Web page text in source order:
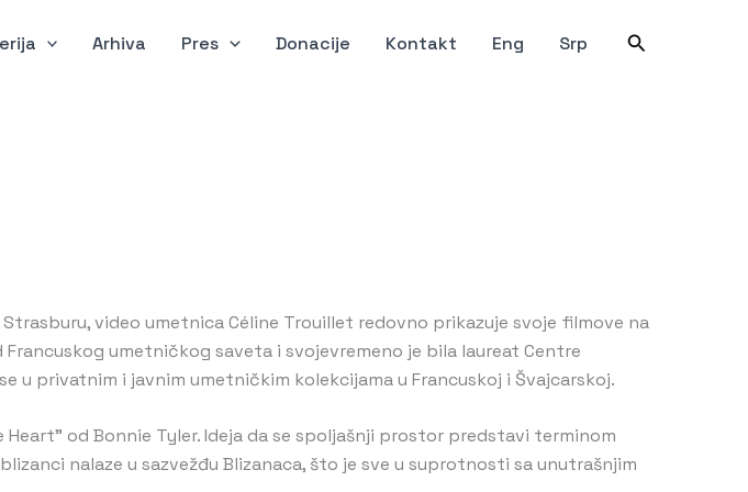
Arhiva Pres Donacije Kontakt Eng Srp Претрага
video umetnica Céline Trouillet redovno prikazuje svoje filmove na
umetničkog saveta i svojevremeno je bila laureat Centre
u privatnim i javnim umetničkim kolekcijama u Francuskoj i Švajcarskoj.
od Bonnie Tyler. Ideja da se spoljašnji prostor predstavi terminom
nalaze u sazvežđu Blizanaca, što je sve u suprotnosti sa unutrašnjim